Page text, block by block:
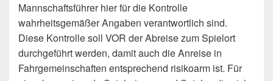
Mannschaftsführer hier für die Kontrolle
wahrheitsgemäßer Angaben verantwortlich sind.
Diese Kontrolle soll VOR der Abreise zum Spielort
durchgeführt werden, damit auch die Anreise in
Fahrgemeinschaften entsprechend risikoarm ist. Für